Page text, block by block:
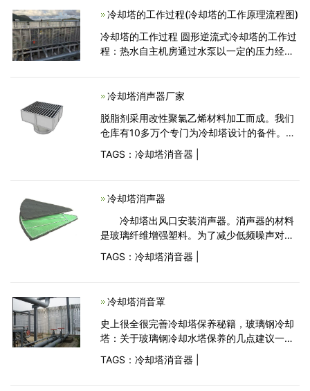
交换产生蒸汽，挥发带
冷却塔的工作过程(冷却塔的工作原理流程图)
冷却塔的工作过程 圆形逆流式冷却塔的工作过
程：热水自主机房通过水泵以一定的压力经过
塔的播水系统内，通过播水管上的小孔将水均
匀地播洒在填
冷却塔消声器厂家
脱脂剂采用改性聚氯乙烯材料加工而成。我们
仓库有10多万个专门为冷却塔设计的备件。这
些部件也可以用来替代其他冷却塔。TRLON提
供最好的价格和快速交货。请联系我们的2
TAGS： 冷却塔消音器
冷却塔消声器
冷却塔出风口安装消声器。消声器的材料
是玻璃纤维增强塑料。为了减少低频噪声对声
环境质量的影响，排风百叶采用30度角将热空
气引导至&ldquo;边界&rdquo;的相反方向。不
TAGS： 冷却塔消音器
冷却塔消音罩
史上很全很完善冷却塔保养秘籍，玻璃钢冷却
塔：关于玻璃钢冷却水塔保养的几点建议一、
玻璃钢冷却水塔保养工作的内容，1、检查玻璃
钢冷却水塔运行情况，查阅历史维修记录
TAGS： 冷却塔消音器